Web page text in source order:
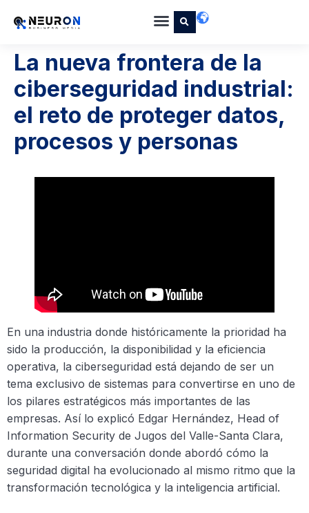
La nueva frontera de la
ciberseguridad industrial:
el reto de proteger datos,
procesos y personas
En una industria donde históricamente la prioridad ha
sido la producción, la disponibilidad y la eficiencia
operativa, la ciberseguridad está dejando de ser un
tema exclusivo de sistemas para convertirse en uno de
los pilares estratégicos más importantes de las
empresas. Así lo explicó Edgar Hernández, Head of
Information Security de Jugos del Valle-Santa Clara,
durante una conversación donde abordó cómo la
seguridad digital ha evolucionado al mismo ritmo que la
transformación tecnológica y la inteligencia artificial.